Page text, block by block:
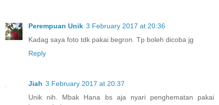
Perempuan Unik 3 February 2017 at 20:36
Kadag saya foto tdk pakai begron. Tp boleh dicoba jg
Reply
Jiah 3 February 2017 at 20:37
Unik nih. Mbak Hana bs aja nyari penghematan pakai